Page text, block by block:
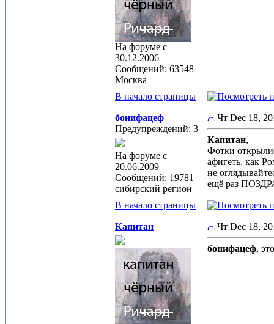
На форуме с
30.12.2006
Сообщений: 63548
Москва
В начало страницы
бонифацеф
Предупреждений: 3
На форуме с
20.06.2009
Сообщений: 19781
сибирский регион
Чт Dec 18,
Капитан,
Фотки
афигеть, как
не
ещё раз
В начало страницы
Капитан Чт Dec 18,
бонифацеф,